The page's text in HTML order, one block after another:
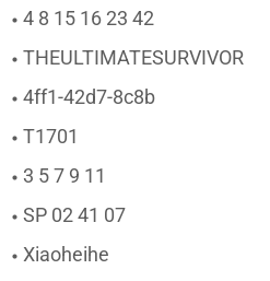
4 8 15 16 23 42
THEULTIMATESURVIVOR
4ff1-42d7-8c8b
T1701
3 5 7 9 11
SP 02 41 07
Xiaoheihe